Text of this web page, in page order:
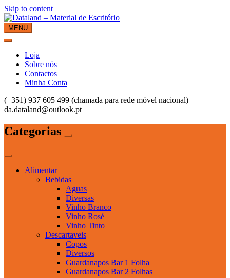
Skip to content
Dataland – Material de Escritório
Material de Escritório
MENU
Loja
Sobre nós
Contactos
Minha Conta
(+351) 937 605 499 (chamada para rede móvel nacional)
da.dataland@outlook.pt
Categorias
Alimentar
Bebidas
Aguas
Diversas
Vinho Branco
Vinho Rosé
Vinho Tinto
Descartaveis
Copos
Diversos
Guardanapos Bar 1 Folha
Guardanapos Bar 2 Folhas